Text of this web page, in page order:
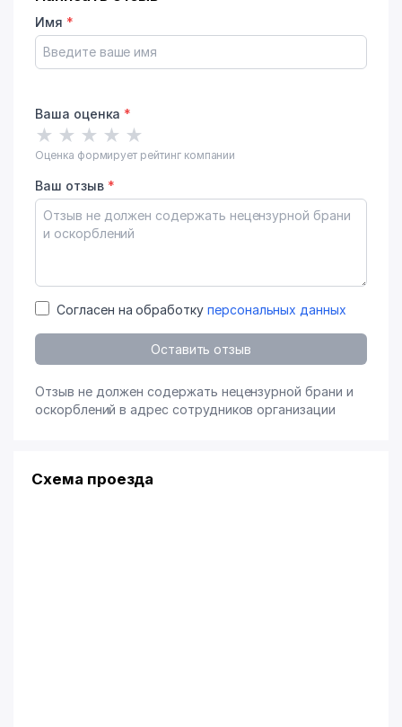
Имя *
Ваша оценка *
★ ★ ★ ★ ★
Оценка формирует рейтинг компании
Ваш отзыв *
Согласен на обработку персональных данных
Оставить отзыв
Отзыв не должен содержать нецензурной брани и
оскорблений в адрес сотрудников организации
Схема проезда